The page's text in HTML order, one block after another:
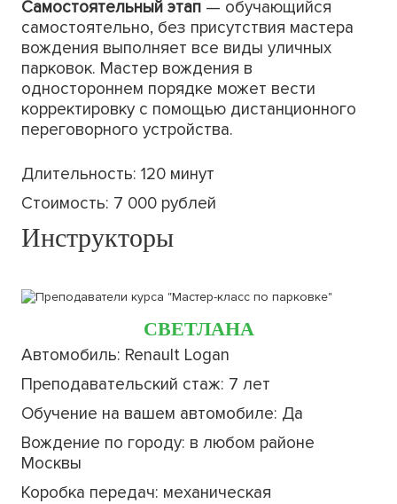
Самостоятельный этап — обучающийся
самостоятельно, без присутствия мастера
вождения выполняет все виды уличных
парковок. Мастер вождения в
одностороннем порядке может вести
корректировку с помощью дистанционного
переговорного устройства.
Длительность: 120 минут
Стоимость: 7 000 рублей
Инструкторы
СВЕТЛАНА
Автомобиль: Renault Logan
Преподавательский стаж: 7 лет
Обучение на вашем автомобиле: Да
Вождение по городу: в любом районе
Москвы
Коробка передач: механическая